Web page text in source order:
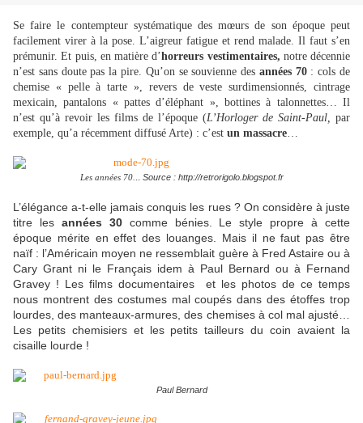
Se faire le contempteur systématique des mœurs de son époque peut
facilement virer à la pose. L’aigreur fatigue et rend malade. Il faut s’en
prémunir. Et puis, en matière d’horreurs vestimentaires, notre décennie
n’est sans doute pas la pire. Qu’on se souvienne des années 70: cols de
chemise « pelle à tarte », revers de veste surdimensionnés, cintrage
mexicain, pantalons « pattes d’éléphant », bottines à talonnettes… Il
n’est qu’à revoir les films de l’époque (L’Horloger de Saint-Paul, par
exemple, qu’a récemment diffusé Arte) : c’est un massacre…
Les années 70. .. Source : http://retrorigolo.blogspot.fr
L’élégance a-t-elle jamais conquis les rues ? On considère à juste
titre les années 30comme bénies. Le style propre à cette
époque mérite en effet des louanges. Mais il ne faut pas être
naïf : l’Américain moyen ne ressemblait guère à Fred Astaire ou à
Cary Grant ni le Français idem à Paul Bernard ou à Fernand
Gravey ! Les films documentaires et les photos de ce temps
nous montrent des costumes mal coupés dans des étoffes trop
lourdes, des manteaux-armures, des chemises à col mal ajusté…
Les petits chemisiers et les petits tailleurs du coin avaient la
cisaille lourde !
Paul Bernard